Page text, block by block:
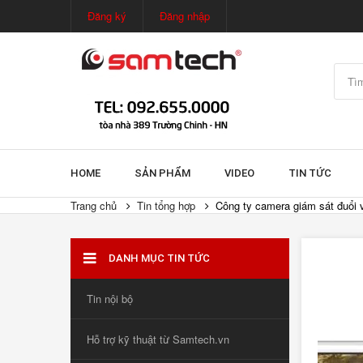
Đăng ký Đăng nhập
HOME SẢN PHẨM VIDEO TIN TỨC
Trang chủ Tin tổng hợp Công ty camera giám sát
DANH MỤC TIN TỨC
Tin nội bộ
Hỗ trợ kỹ thuật từ Samtech.vn